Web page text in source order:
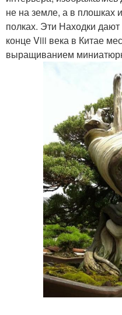
не на земле, а в плошках
полках. Эти Находки
конце Viii века в Китае
выращиванием